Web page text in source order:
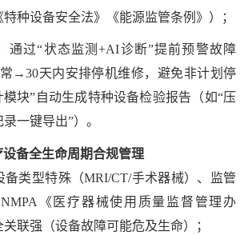
种设备安全法》《能源监管条例》）；
通过“状态监测+AI诊断”提前预警故障
常→30天内安排停机维修，避免非计划停
模块”自动生成特种设备检验报告（如“压
一键导出”）。
设备全生命周期合规管理
备类型特殊（MRI/CT/手术器械）、监管
《医疗器械使用质量监督管理办
联强（设备故障可能危及生命）；